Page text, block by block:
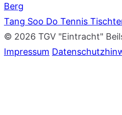
Berg
Tang Soo Do Tennis
© 2026 TGV "Eintracht"
Impressum